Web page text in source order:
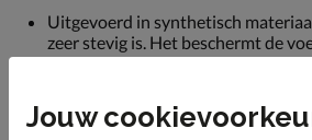
Uitgevoerd in synthetisch
zeer stevig is. Het beschermt de
klittenbandsluiting snel aan te
beter draagcomfort biedt.
Jouw